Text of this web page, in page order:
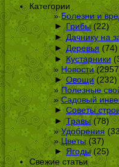
Категории
Болезни и
► Грибы(22)
► Дачнику на
► Деревья (74)
► Кустарники
Новости
► Овощи(232)
Полезные
Садовый
► Советы
► Травы(78)
Удобрения
Цветы(37)
► Ягоды(25)
Свежие статьи